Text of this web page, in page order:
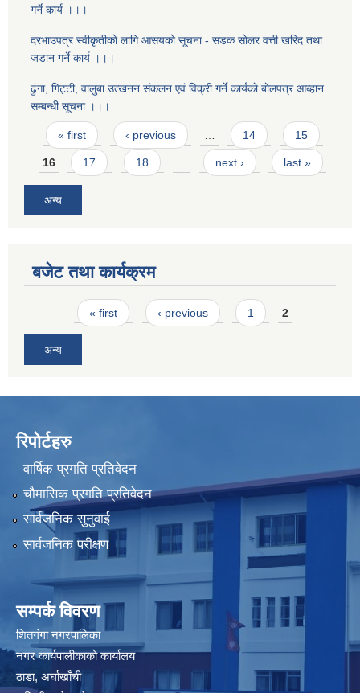
गर्ने कार्य ।।।
दरभाउपत्र स्वीकृतीकाे लागि आसयकाे सूचना - सडक साेलर वत्ती खरिद तथा
जडान गर्ने कार्य ।।।
ढुंगा, गिट्टी, वालुबा उत्खनन संकलन एवं विक्री गर्ने कार्यकाे बाेलपत्र आब्हान
सम्बन्धी सूचना ।।।
Pages
« first ‹ previous … 14 15
16 17 18 … next › last »
अन्य
बजेट तथा कार्यक्रम
Pages« first ‹ previous 1 2
अन्य
रिपोर्टहरु
वार्षिक प्रगति प्रतिवेदन
चौमासिक प्रगति प्रतिवेदन
सार्वजनिक सुनुवाई
सार्वजनिक परीक्षण
सम्पर्क विवरण
शितगंगा नगरपालिका
नगर कार्यपालीकाकाे कार्यालय
ठाडा, अर्घाखाँची